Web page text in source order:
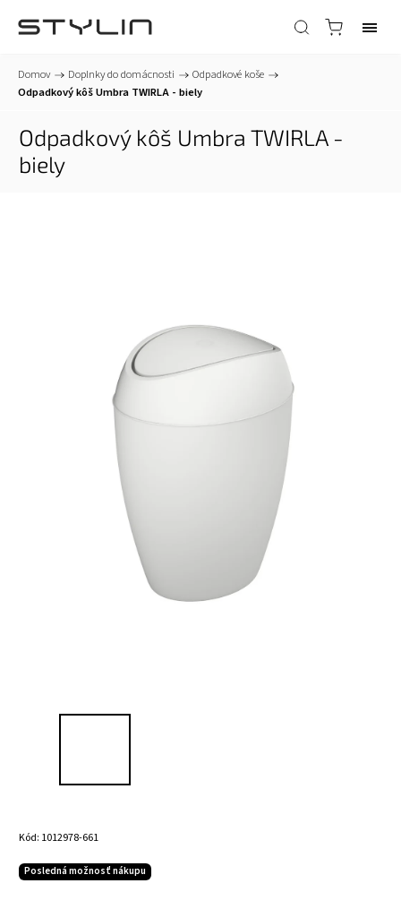
Domov / Doplnky do domácnosti / Odpadkové koše /
Odpadkový kôš Umbra TWIRLA - biely
Odpadkový kôš Umbra TWIRLA -
biely
Kód: 1012978-661
Posledná možnosť nákupu